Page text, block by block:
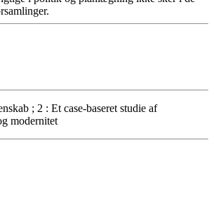
; 2 : Et case-baseret studie af
modernitet